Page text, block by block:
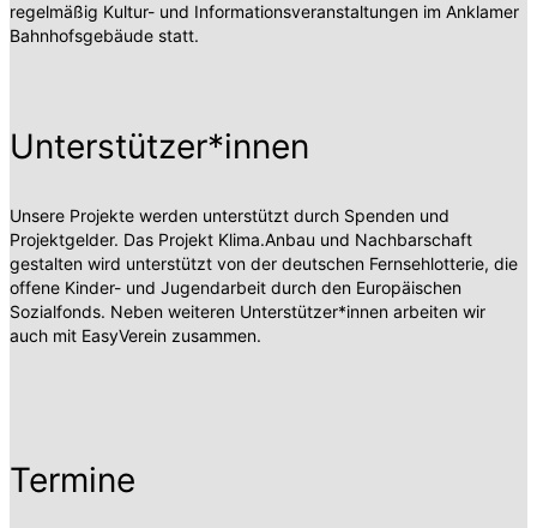
regelmäßig Kultur- und Informationsveranstaltungen im Anklamer
Bahnhofsgebäude statt.
Unterstützer*innen
Unsere Projekte werden unterstützt durch Spenden und
Projektgelder. Das Projekt Klima.Anbau und Nachbarschaft
gestalten wird unterstützt von der deutschen Fernsehlotterie, die
offene Kinder- und Jugendarbeit durch den Europäischen
Sozialfonds. Neben weiteren Unterstützer*innen arbeiten wir
auch mit EasyVerein zusammen.
Termine